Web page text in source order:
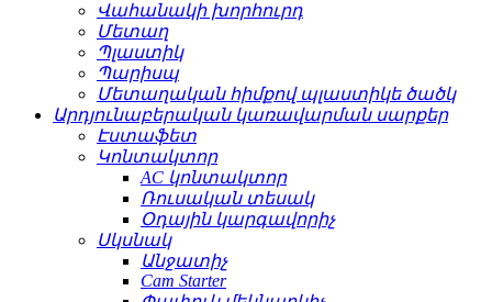
Վահանակի խորհուրդ
Մետաղ
Պլաստիկ
Պարիսպ
Մետաղական հիմքով պլաստիկե ծածկ
Արդյունաբերական կառավարման սարքեր
Էստաֆետ
Կոնտակտոր
AC կոնտակտոր
Ռուսական տեսակ
Օդային կարգավորիչ
Սկսնակ
Անջատիչ
Cam Starter